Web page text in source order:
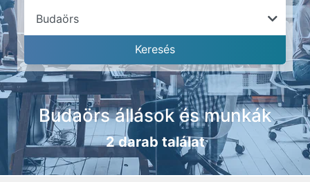
Budaörs állások és munkák
2 darab találat